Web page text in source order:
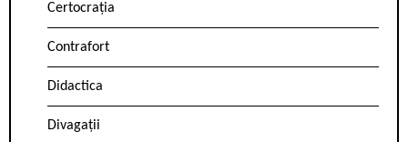
Certocrația
Contrafort
Didactica
Divagații